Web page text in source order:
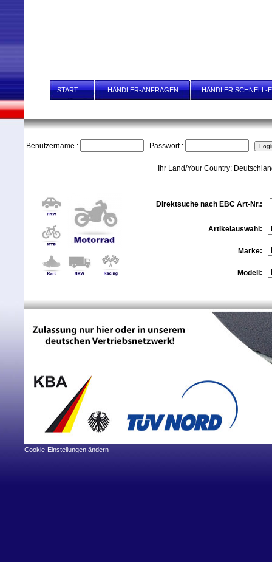
START HÄNDLER-ANFRAGEN HÄNDLER SCHNELL-
Benutzername : Passwort :
Ihr Land/Your Country:
Direktsuche nach EBC Art-Nr.:
Artikelauswahl:
Marke:
Modell:
Cookie-Einstellungen ändern